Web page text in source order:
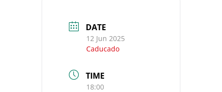
DATE
12 Jun 2025
Caducado
TIME
18:00